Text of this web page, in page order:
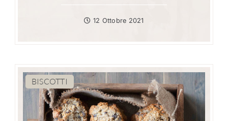
12 Ottobre 2021
BISCOTTI